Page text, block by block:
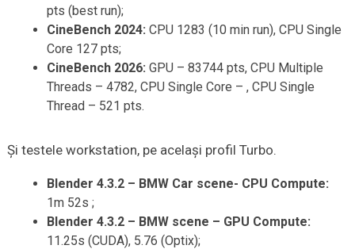
pts (best run);
CineBench 2024: CPU 1283 (10 min run), CPU Single
Core 127 pts;
CineBench 2026: GPU – 83744 pts, CPU Multiple
Threads – 4782, CPU Single Core – , CPU Single
Thread – 521 pts.
Și testele workstation, pe același profil Turbo.
Blender 4.3.2 – BMW Car scene- CPU Compute:
1m 52s ;
Blender 4.3.2 – BMW scene – GPU Compute:
11.25s (CUDA), 5.76 (Optix);